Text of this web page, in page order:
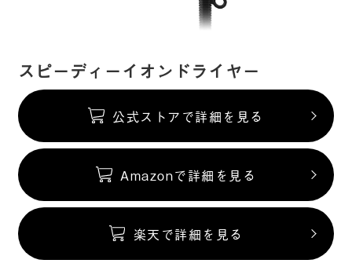
スピーディーイオンドライヤー
公式ストアで詳細を見る
Amazonで詳細を見る
楽天で詳細を見る